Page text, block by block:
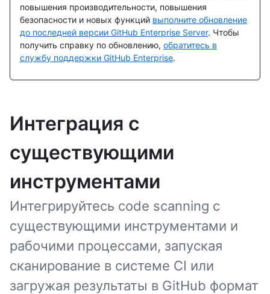
повышения производительности, повышения
безопасности и новых функций выполните обновление
до последней версии GitHub Enterprise Server. Чтобы
получить справку по обновлению, обратитесь в
службу поддержки GitHub Enterprise.
Интеграция с
существующими
инструментами
Интегрируйтесь code scanning с
существующими инструментами и
рабочими процессами, запуская
сканирование в системе CI или
загружая результаты в GitHub формат